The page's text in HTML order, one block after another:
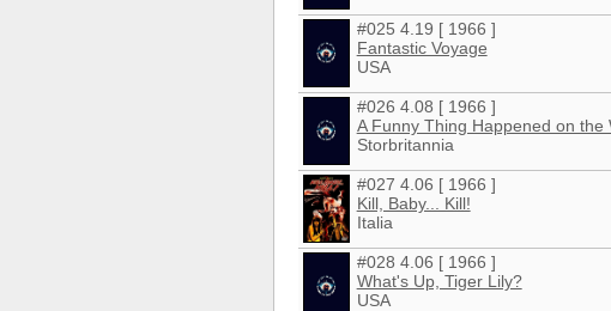
#025 4.19 [ 1966 ]
Fantastic Voyage
USA
#026 4.08 [ 1966 ]
A Funny Thing Happened on the
Storbritannia
#027 4.06 [ 1966 ]
Kill, Baby... Kill!
Italia
#028 4.06 [ 1966 ]
What's Up, Tiger Lily?
USA